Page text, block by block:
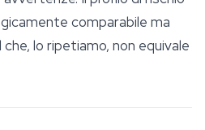
comparabile ma
lo ripetiamo, non equivale